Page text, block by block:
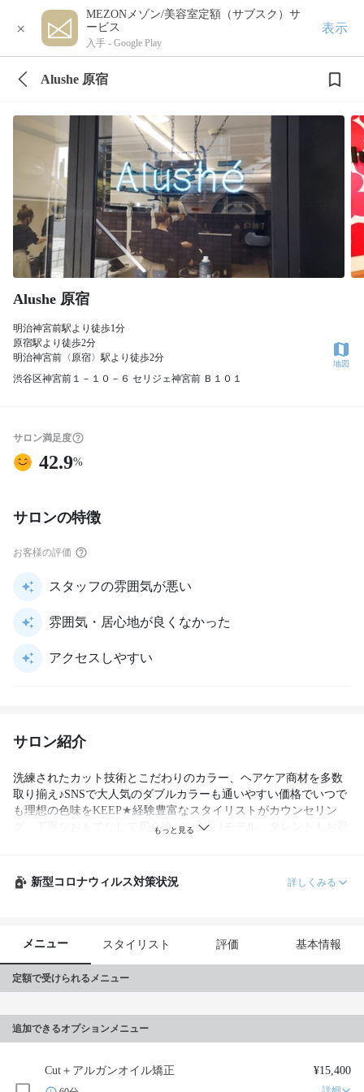
×
MEZONメゾン/美容室定額（サブスク）サ
ービス
入手 - Google Play
表示
Alushe 原宿
Alushe 原宿
明治神宮前駅より徒歩1分
原宿駅より徒歩2分
明治神宮前〈原宿〉駅より徒歩2分
渋谷区神宮前１－１０－６ セリジェ神宮前 Ｂ１０１
地図
サロン満足度
42.9%
サロンの特徴
お客様の評価
スタッフの雰囲気が悪い
雰囲気・居心地が良くなかった
アクセスしやすい
サロン紹介
洗練されたカット技術とこだわりのカラー、ヘアケア商材を多数
取り揃え♪SNSで大人気のダブルカラーも通いやすい価格でいつで
も理想の色味をKEEP★経験豊富なスタイリストがカウンセリン
グ、丁寧なおもてなしで居心地バツグン♪モデル、タレントもお忍
新型コロナウィルス対策状況 詳しくみる
メニュー スタイリスト 評価 基本情報
定額で受けられるメニュー
追加できるオプションメニュー
Cut＋アルガンオイル矯正 ¥15,400